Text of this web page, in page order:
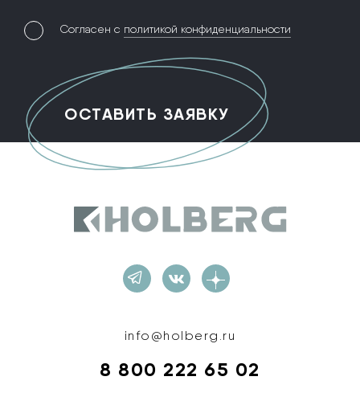
Согласен с политикой конфиденциальности
info@holberg.ru
8 800 222 65 02